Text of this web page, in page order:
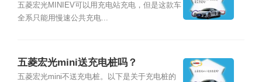
吗？
五菱宏光MINIEV可以用充电站充电，但是这款车
全系只能用慢速公共充电...
五菱宏光mini送充电桩吗？
五菱宏光mini不送充电桩。以下是关于充电桩的